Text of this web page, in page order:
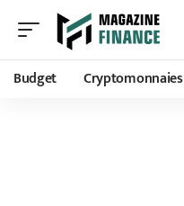
Budget Cryptomonnaies